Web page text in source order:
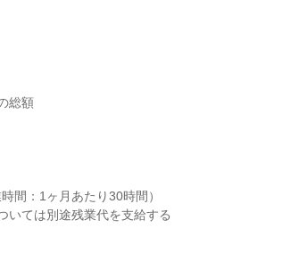
総額
間：1ヶ月あたり30時間）
いては別途残業代を支給する